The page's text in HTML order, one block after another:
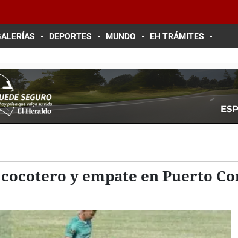
DEPORTES MUNDO EH TRÁMITES
y empate en Puerto